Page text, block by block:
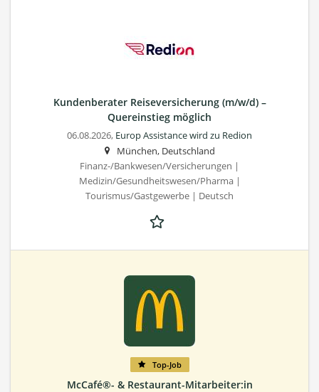
Kundenberater Reiseversicherung (m/w/d) –
Quereinstieg möglich
06.08.2026, Europ Assistance wird zu Redion
München, Deutschland
Finanz-/Bankwesen/Versicherungen |
Medizin/Gesundheitswesen/Pharma |
Tourismus/Gastgewerbe | Deutsch
Top-Job
McCafé®- & Restaurant-Mitarbeiter:in